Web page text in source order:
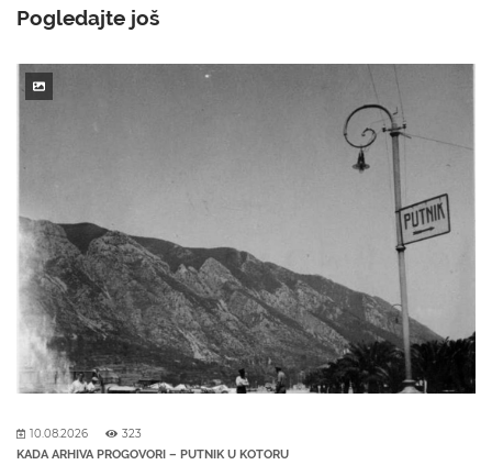
Pogledajte još
10.08.2026 323
KADA ARHIVA PROGOVORI – PUTNIK U KOTORU